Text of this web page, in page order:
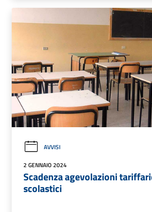
AVVISI
2 GENNAIO 2024
Scadenza agevolazioni
scolastici